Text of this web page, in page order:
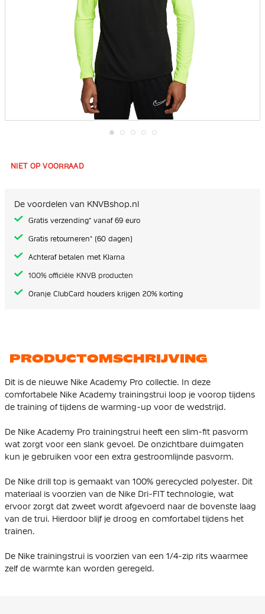
het
afbeeldingen-
gallerij
NIET OP VOORRAAD
De voordelen van KNVBshop.nl
Gratis verzending* vanaf 69 euro
Gratis retourneren* (60 dagen)
Achteraf betalen met Klarna
100% officiële KNVB producten
Oranje ClubCard houders krijgen 20% korting
PRODUCTOMSCHRIJVING
Dit is de nieuwe Nike Academy Pro collectie. In deze
comfortabele Nike Academy trainingstrui loop je voorop tijdens
de training of tijdens de warming-up voor de wedstrijd.
De Nike Academy Pro trainingstrui heeft een slim-fit pasvorm
wat zorgt voor een slank gevoel. De onzichtbare duimgaten
kun je gebruiken voor een extra gestroomlijnde pasvorm.
De Nike drill top is gemaakt van 100% gerecycled polyester. Dit
materiaal is voorzien van de Nike Dri-FIT technologie, wat
ervoor zorgt dat zweet wordt afgevoerd naar de bovenste laag
van de trui. Hierdoor blijf je droog en comfortabel tijdens het
trainen.
De Nike trainingstrui is voorzien van een 1/4-zip rits waarmee
zelf de warmte kan worden geregeld.